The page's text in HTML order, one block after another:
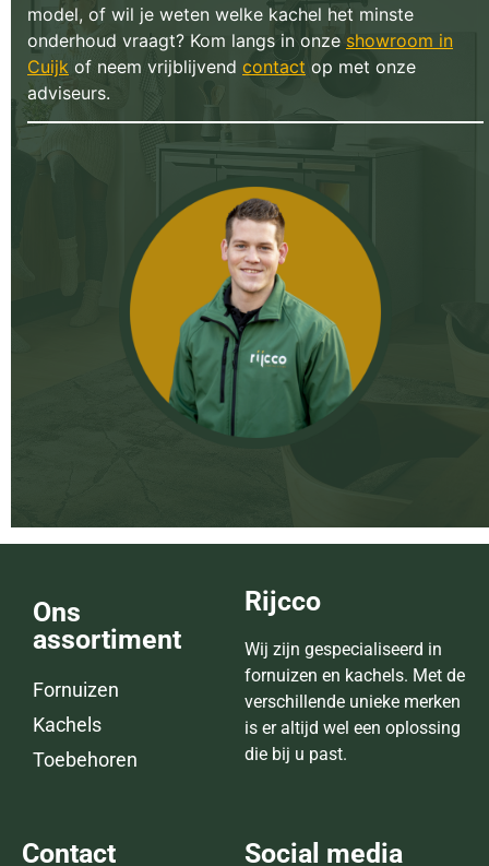
model, of wil je weten welke kachel het minste
onderhoud vraagt? Kom langs in onze showroom in
Cuijk of neem vrijblijvend contact op met onze
adviseurs.
Ons
assortiment
Fornuizen
Kachels
Toebehoren
Rijcco
Wij zijn gespecialiseerd in
fornuizen en kachels. Met de
verschillende unieke merken
is er altijd wel een oplossing
die bij u past.
Contact Social media